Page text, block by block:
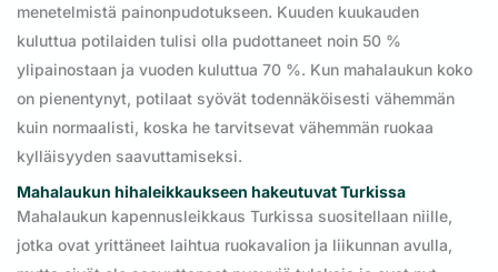
menetelmistä painonpudotukseen. Kuuden kuukauden
kuluttua potilaiden tulisi olla pudottaneet noin 50 %
ylipainostaan ja vuoden kuluttua 70 %. Kun mahalaukun koko
on pienentynyt, potilaat syövät todennäköisesti vähemmän
kuin normaalisti, koska he tarvitsevat vähemmän ruokaa
kylläisyyden saavuttamiseksi.
Mahalaukun hihaleikkaukseen hakeutuvat Turkissa
Mahalaukun kapennusleikkaus Turkissa suositellaan niille,
jotka ovat yrittäneet laihtua ruokavalion ja liikunnan avulla,